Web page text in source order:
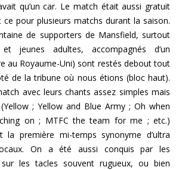
qu’un car. Le match était aussi gratuit
pour plusieurs matchs durant la saison.
de supporters de Mansfield, surtout
jeunes adultes, accompagnés d’un
au Royaume-Uni) sont restés debout tout
de la tribune où nous étions (bloc haut).
avec leurs chants assez simples mais
; Yellow and Blue Army ; Oh when
on ; MTFC the team for me ; etc.)
la première mi-temps synonyme d’ultra
On a été aussi conquis par les
sur les tacles souvent rugueux, ou bien